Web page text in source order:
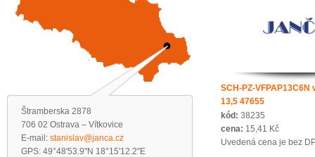
Štramberska 2878
706 02 Ostrava – Vítkovice
E-mail: stanislav@janca.cz
GPS: 49°48'53.9"N 18°15'12.2"E
SCH-PZ-VFPAP13C6N
13,5 47655
kód: 38235
cena: 15,41 Kč
Uvedená cena je bez